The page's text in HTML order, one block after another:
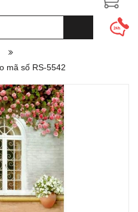
mã số RS-5542